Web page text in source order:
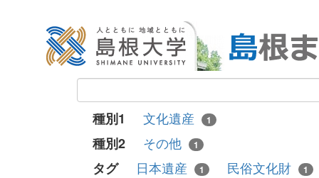
種別1 文化遺産 1
種別2 その他 1
タグ 日本遺産 1 民俗文化財 1